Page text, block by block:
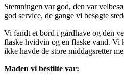
Stemningen var god, den var
god service, de gange vi besøgte
Vi fandt et bord i gårdhave og den
flaske hvidvin og en flaske vand. Vi
ikke havde de store middagsretter
Maden vi bestilte var: